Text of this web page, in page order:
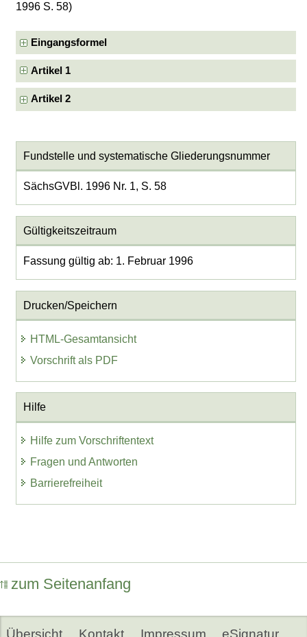
1996 S. 58)
Eingangsformel
Artikel 1
Artikel 2
Fundstelle und systematische Gliederungsnummer
SächsGVBl. 1996 Nr. 1, S. 58
Gültigkeitszeitraum
Fassung gültig ab: 1. Februar 1996
Drucken/Speichern
HTML-Gesamtansicht
Vorschrift als PDF
Hilfe
Hilfe zum Vorschriftentext
Fragen und Antworten
Barrierefreiheit
zum Seitenanfang